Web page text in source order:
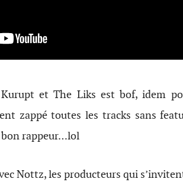
et The Liks est bof, idem
zappé toutes les tracks sans
rappeur…lol
Nottz, les producteurs qui